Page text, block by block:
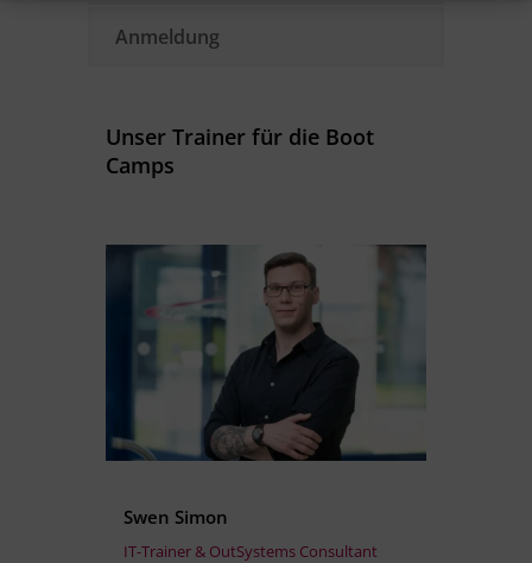
Anmeldung
Unser Trainer für die Boot
Camps
Swen Simon
IT-Trainer & OutSystems Consultant